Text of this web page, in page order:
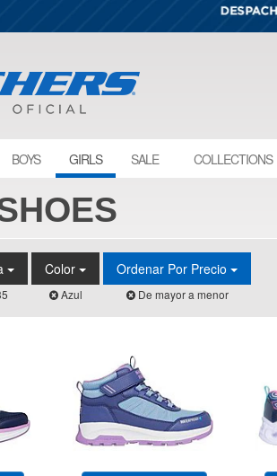
BOYS GIRLS SALE COLLECTIONS
Color
Azul
Ordenar Por Precio
De mayor a menor